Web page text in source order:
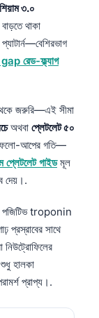
৩.০
থাকা
রেড-ফ্ল্যাগ
জরুরি—এই সীমা
অথবা প্লেটলেট ৫০
ফলো-আপের গতি—
প্লেটলেট গাইডমূল
দেয়।.
পজিটিভ troponin
প্রস্রাবের সাথে
নিউট্রোফিলের
হালকা
প্রাপ্য।.